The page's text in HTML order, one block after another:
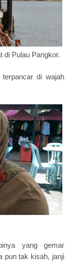
di Pulau Pangkor.
di wajah
yang gemar
pun tak kisah, janji